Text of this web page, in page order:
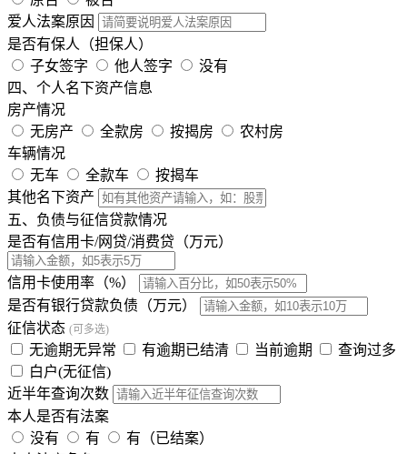
爱人法案原因
是否有保人（担保人）
子女签字
他人签字
没有
四、个人名下资产信息
房产情况
无房产
全款房 按揭房
农村房
车辆情况
无车
全款车
按揭车
其他名下资产
五、负债与征信贷款情况
是否有信用卡/网贷/消费贷（万元）
信用卡使用率（%）
是否有银行贷款负债（万元）
征信状态 (可多选)
无逾期无异常 有逾期已结清 当前逾期
查询过多
白户(无征信)
近半年查询次数
本人是否有法案
没有
有
有（已结案）